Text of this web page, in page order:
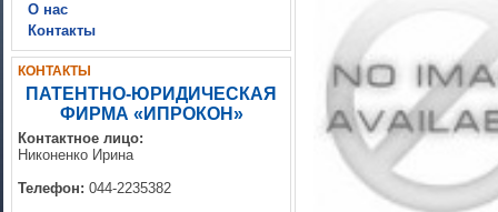
О нас
Контакты
КОНТАКТЫ
ПАТЕНТНО-ЮРИДИЧЕСКАЯ
ФИРМА «ИПРОКОН»
Контактное лицо:
Никоненко Ирина
Телефон: 044-2235382